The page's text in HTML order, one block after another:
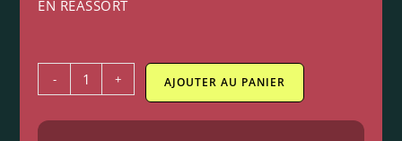
EN RÉASSORT
- + AJOUTER AU PANIER